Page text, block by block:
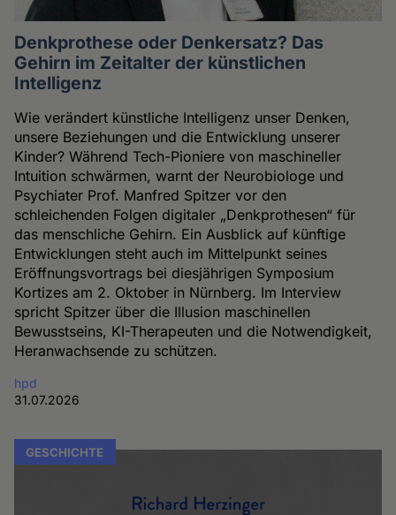
Denkprothese oder Denkersatz? Das
Gehirn im Zeitalter der künstlichen
Intelligenz
Wie verändert künstliche Intelligenz unser Denken,
unsere Beziehungen und die Entwicklung unserer
Kinder? Während Tech-Pioniere von maschineller
Intuition schwärmen, warnt der Neurobiologe und
Psychiater Prof. Manfred Spitzer vor den
schleichenden Folgen digitaler „Denkprothesen“ für
das menschliche Gehirn. Ein Ausblick auf künftige
Entwicklungen steht auch im Mittelpunkt seines
Eröffnungsvortrags bei diesjährigen Symposium
Kortizes am 2. Oktober in Nürnberg. Im Interview
spricht Spitzer über die Illusion maschinellen
Bewusstseins, KI-Therapeuten und die Notwendigkeit,
Heranwachsende zu schützen.
hpd
31.07.2026
GESCHICHTE